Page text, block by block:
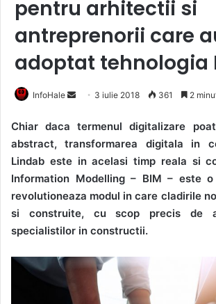
pentru arhitectii si
antreprenorii care
adoptat tehnologia
InfoHale
Send
email
3 iulie 2018 361 2
Chiar daca termenul digitalizare
abstract, transformarea digitala in
Lindab este in acelasi timp reala si
Information Modelling – BIM – este
revolutioneaza modul in care cladirile
si construite, cu scop precis de
specialistilor in constructii.